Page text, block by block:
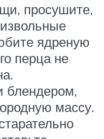
просушите,
ядреную
перца не
блендером,
массу.